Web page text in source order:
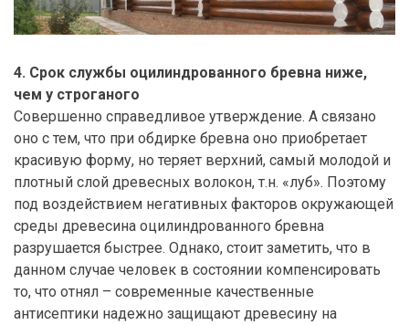
4. Срок службы оцилиндрованного бревна ниже,
чем у строганого
Совершенно справедливое утверждение. А связано
оно с тем, что при обдирке бревна оно приобретает
красивую форму, но теряет верхний, самый молодой и
плотный слой древесных волокон, т.н. «луб». Поэтому
под воздействием негативных факторов окружающей
среды древесина оцилиндрованного бревна
разрушается быстрее. Однако, стоит заметить, что в
данном случае человек в состоянии компенсировать
то, что отнял – современные качественные
антисептики надежно защищают древесину на